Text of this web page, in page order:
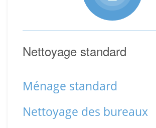
Nettoyage standard
Ménage standard
Nettoyage des bureaux